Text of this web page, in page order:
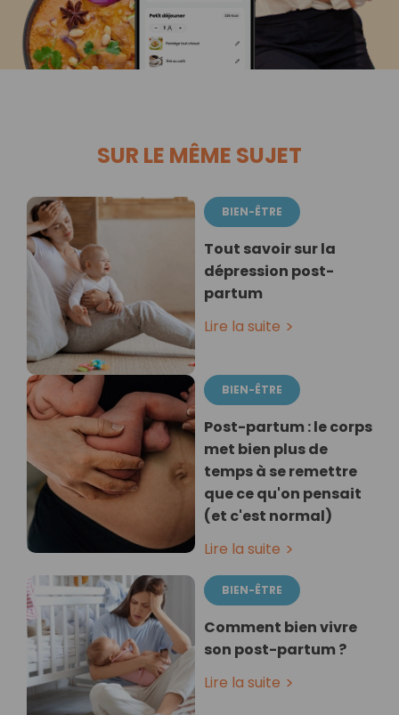
SUR LE MÊME SUJET
BIEN-ÊTRE
Tout savoir sur la
dépression post-
partum
Lire la suite
BIEN-ÊTRE
Post-partum : le corps
met bien plus de
temps à se remettre
que ce qu'on pensait
(et c'est normal)
Lire la suite
BIEN-ÊTRE
Comment bien vivre
son post-partum ?
Lire la suite